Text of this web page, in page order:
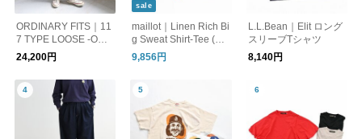
ORDINARY FITS｜11
7 TYPE LOOSE -ONE
WASH
24,200円
sale
maillot｜Linen Rich Bi
g Sweat Shirt-Tee (リ
ネンリッチビッグスウ
ェットシャツTee) MA
9,856円
L.L.Bean｜Elit ロング
スリーブTシャツ
8,140円